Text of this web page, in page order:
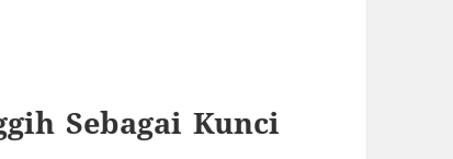
Sebagai Kunci